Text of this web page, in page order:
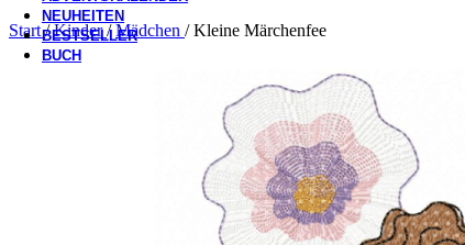
NEUHEITEN
BESTSELLER
BUCH
Start/ Kinder/ Mädchen / Kleine Märchenfee